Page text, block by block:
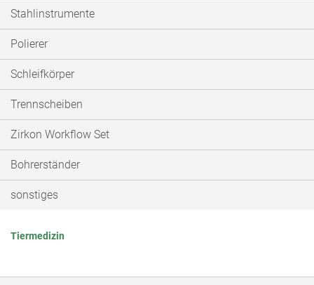
Stahlinstrumente
Polierer
Schleifkörper
Trennscheiben
Zirkon Workflow Set
Bohrerständer
sonstiges
Tiermedizin